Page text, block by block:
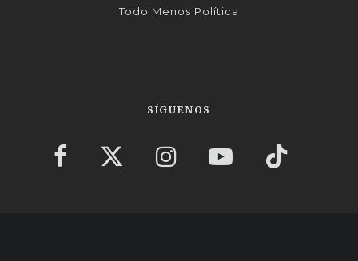
Todo Menos Política
SÍGUENOS